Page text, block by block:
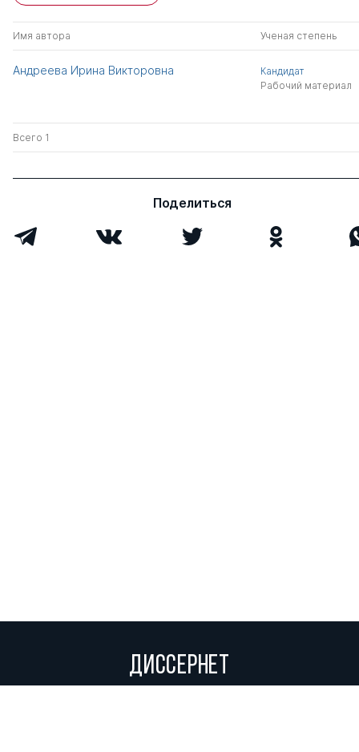
Имя автора Ученая степень
Андреева Ирина Викторовна
Кандидат
Рабочий материал
Всего 1
Поделиться
ДИССЕРНЕТ